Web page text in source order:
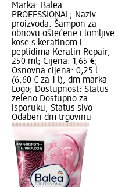
Marka: Balea
PROFESSIONAL; Naziv
proizvoda: Šampon za
obnovu oštećene i lomljive
kose s keratinom i
peptidima Keratin Repair,
250 ml; Cijena: 1,65 €;
Osnovna cijena: 0,25 l
(6,60 € za 1 l); dm marka
Logo; Dostupnost: Status
zeleno Dostupno za
isporuku, Status sivo
Odaberi dm trgovinu